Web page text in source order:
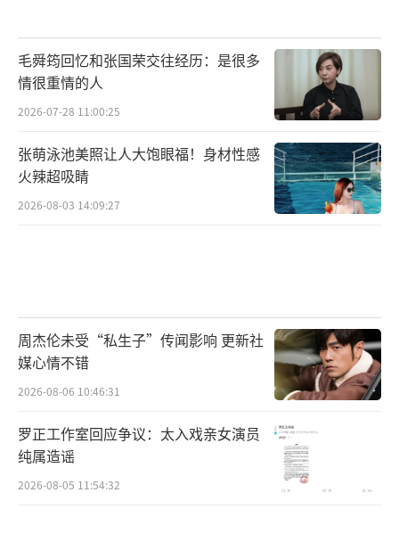
毛舜筠回忆和张国荣交往经历：是很多
情很重情的人
2026-07-28 11:00:25
张萌泳池美照让人大饱眼福！身材性感
火辣超吸睛
2026-08-03 14:09:27
周杰伦未受“私生子”传闻影响 更新社
媒心情不错
2026-08-06 10:46:31
罗正工作室回应争议：太入戏亲女演员
纯属造谣
2026-08-05 11:54:32